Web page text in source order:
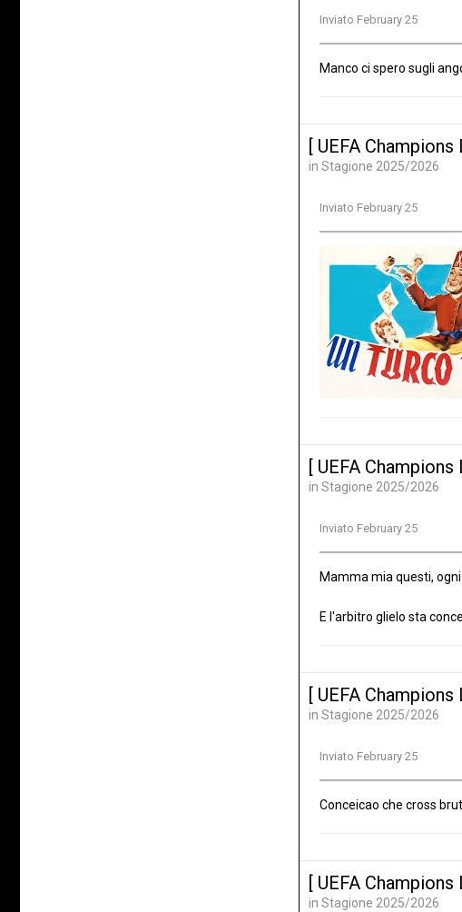
Inviato February 25
Manco ci spero sugli
[ UEFA
in Stagione 2025/2026
Inviato February 25
[ UEFA
in Stagione 2025/2026
Inviato February 25
Mamma mia questi,
E l'arbitro glielo sta
[ UEFA
in Stagione 2025/2026
Inviato February 25
Conceicao che cross
[ UEFA
in Stagione 2025/2026